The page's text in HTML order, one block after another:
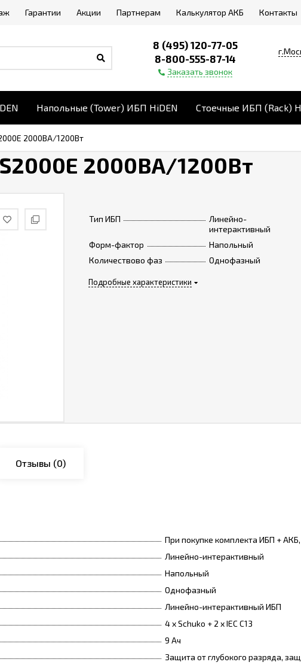
Гарантии Акции Партнерам Калькулятор АКБ Контакты
8 (495) 120-77-05
8-800-555-87-14
Заказать звонок
Напольные (Tower) ИБП HiDEN Стоечные ИБП (Rack)
2000ВА/1200Вт
2000ВА/1200Вт
Тип ИБП
Линейно-
интерактивный
Форм-фактор
Напольный
Количествово фаз
Однофазный
Подробные характеристики
Отзывы (0)
При покупке комплекта ИБП +
Линейно-интерактивный
Напольный
Однофазный
Линейно-интерактивный ИБП
4 x Schuko + 2 х IEC C13
9 Ач
Защита от глубокого разряда,